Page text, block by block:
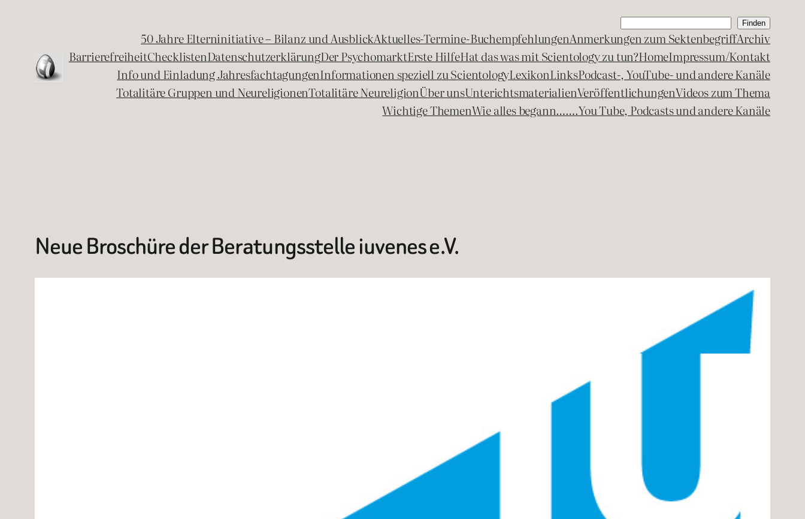
Suchen Finden
50 Jahre Elterninitiative – Bilanz und AusblickAktuelles-Termine-BuchempfehlungenAnmerkungen zum SektenbegriffArchiv
BarrierefreiheitChecklistenDatenschutzerklärungDer PsychomarktErste HilfeHat das was mit Scientology zu tun?HomeImpressum/Kontakt
Info und Einladung JahresfachtagungenInformationen speziell zu ScientologyLexikonLinksPodcast-, YouTube- und andere Kanäle
Totalitäre Gruppen und NeureligionenTotalitäre NeureligionÜber unsUnterichtsmaterialienVeröffentlichungenVideos zum Thema
Wichtige ThemenWie alles begann…….You Tube, Podcasts und andere Kanäle
Neue Broschüre der Beratungsstelle iuvenes e.V.